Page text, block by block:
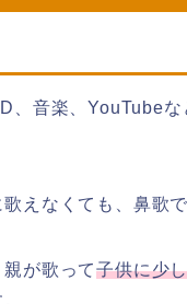
、音楽、YouTubeな
えなくても、鼻歌で
親が歌って子供に少